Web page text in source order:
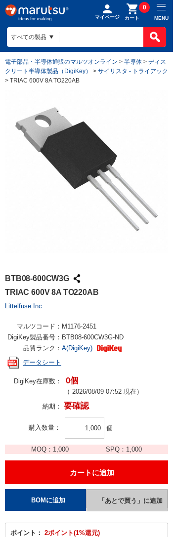
マイページ カート
0
MENU
電子部品・半導体通販のマルツオンライン > 半導体 > ディス
クリート半導体製品（DigiKey）
> サイリスタ - トライアック
> TRIAC 600V 8A TO220AB
BTB08-600CW3G
TRIAC 600V 8A TO220AB
Littelfuse Inc
マルツコード： M1176-2451
DigiKey製品番号： BTB08-600CW3G-ND
品質ランク： A(DigiKey)
データシート
DigiKey在庫数： 0個
（ 2026/08/09 07:52 現在）
納期： 要確認
購入数量 個
MOQ： 1,000 SPQ： 1,000
ポイント： 2ポイント(1%還元)